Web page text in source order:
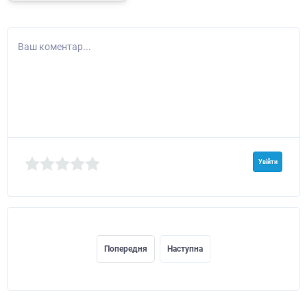
Ваш коментар...
Увійти
Попередня Наступна